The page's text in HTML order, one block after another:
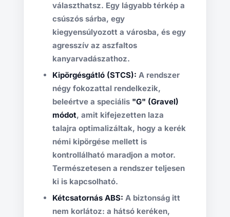
választhatsz. Egy lágyabb térkép a
csúszós sárba, egy
kiegyensúlyozott a városba, és egy
agresszív az aszfaltos
kanyarvadászathoz.
Kipörgésgátló (STCS): A rendszer
négy fokozattal rendelkezik,
beleértve a speciális "G" (Gravel)
módot, amit kifejezetten laza
talajra optimalizáltak, hogy a kerék
némi kipörgése mellett is
kontrollálható maradjon a motor.
Természetesen a rendszer teljesen
ki is kapcsolható.
Kétcsatornás ABS: A biztonság itt
nem korlátoz: a hátsó keréken,